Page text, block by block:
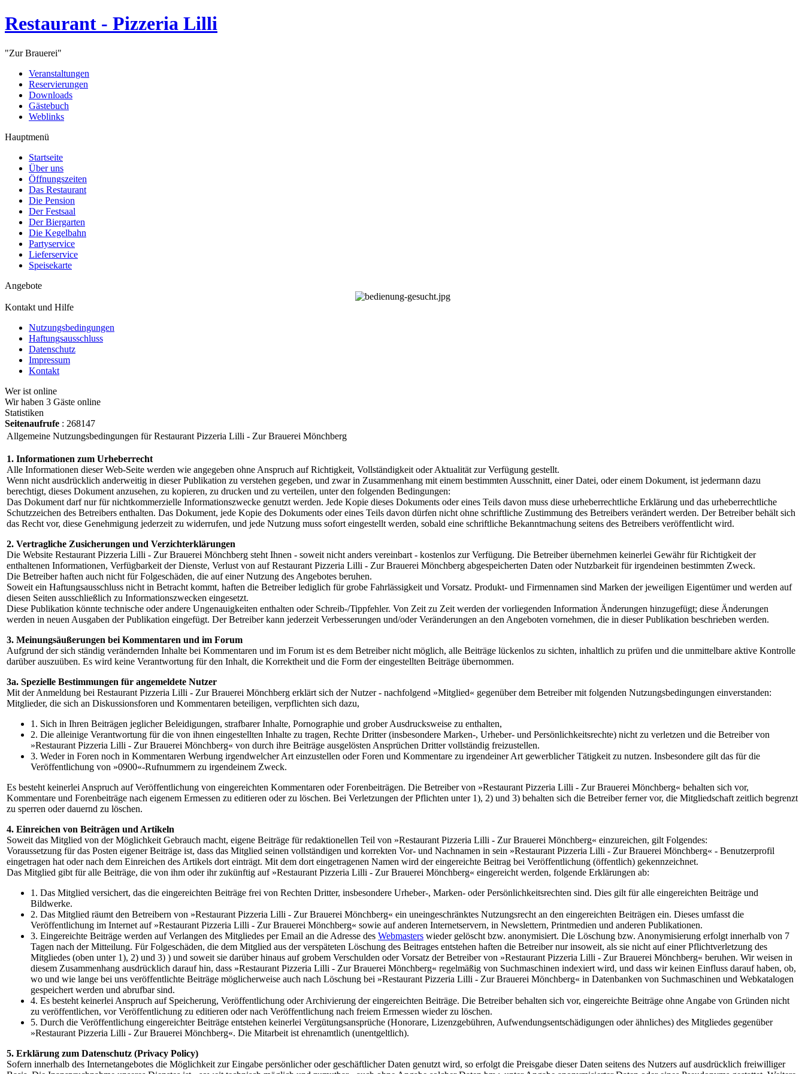
Restaurant - Pizzeria Lilli
"Zur Brauerei"
Veranstaltungen
Reservierungen
Downloads
Gästebuch
Weblinks
Hauptmenü
Startseite
Über uns
Öffnungszeiten
Das Restaurant
Die Pension
Der Festsaal
Der Biergarten
Die Kegelbahn
Partyservice
Lieferservice
Speisekarte
Angebote
Kontakt und Hilfe
Nutzungsbedingungen
Haftungsausschluss
Datenschutz
Impressum
Kontakt
Wer ist online
Wir haben 3 Gäste online
Statistiken
Seitenaufrufe : 268147
Allgemeine Nutzungsbedingungen für Restaurant Pizzeria Lilli - Zur Brauerei Mönchberg
1. Informationen zum Urheberrecht
Alle Informationen dieser Web-Seite werden wie angegeben ohne Anspruch auf Richtigkeit, Vollständigkeit oder Aktualität zur Verfügung gestellt.
Wenn nicht ausdrücklich anderweitig in dieser Publikation zu verstehen gegeben, und zwar in Zusammenhang mit einem bestimmten Ausschnitt, einer Datei, oder einem Dokument, ist jedermann dazu
berechtigt, dieses Dokument anzusehen, zu kopieren, zu drucken und zu verteilen, unter den folgenden Bedingungen:
Das Dokument darf nur für nichtkommerzielle Informationszwecke genutzt werden. Jede Kopie dieses Dokuments oder eines Teils davon muss diese urheberrechtliche Erklärung und das urheberrechtliche
Schutzzeichen des Betreibers enthalten. Das Dokument, jede Kopie des Dokuments oder eines Teils davon dürfen nicht ohne schriftliche Zustimmung des Betreibers verändert werden. Der Betreiber behält sich
das Recht vor, diese Genehmigung jederzeit zu widerrufen, und jede Nutzung muss sofort eingestellt werden, sobald eine schriftliche Bekanntmachung seitens des Betreibers veröffentlicht wird.
2. Vertragliche Zusicherungen und Verzichterklärungen
Die Website Restaurant Pizzeria Lilli - Zur Brauerei Mönchberg steht Ihnen - soweit nicht anders vereinbart - kostenlos zur Verfügung. Die Betreiber übernehmen keinerlei Gewähr für Richtigkeit der
enthaltenen Informationen, Verfügbarkeit der Dienste, Verlust von auf Restaurant Pizzeria Lilli - Zur Brauerei Mönchberg abgespeicherten Daten oder Nutzbarkeit für irgendeinen bestimmten Zweck.
Die Betreiber haften auch nicht für Folgeschäden, die auf einer Nutzung des Angebotes beruhen.
Soweit ein Haftungsausschluss nicht in Betracht kommt, haften die Betreiber lediglich für grobe Fahrlässigkeit und Vorsatz. Produkt- und Firmennamen sind Marken der jeweiligen Eigentümer und werden auf
diesen Seiten ausschließlich zu Informationszwecken eingesetzt.
Diese Publikation könnte technische oder andere Ungenauigkeiten enthalten oder Schreib-/Tippfehler. Von Zeit zu Zeit werden der vorliegenden Information Änderungen hinzugefügt; diese Änderungen
werden in neuen Ausgaben der Publikation eingefügt. Der Betreiber kann jederzeit Verbesserungen und/oder Veränderungen an den Angeboten vornehmen, die in dieser Publikation beschrieben werden.
3. Meinungsäußerungen bei Kommentaren und im Forum
Aufgrund der sich ständig verändernden Inhalte bei Kommentaren und im Forum ist es dem Betreiber nicht möglich, alle Beiträge lückenlos zu sichten, inhaltlich zu prüfen und die unmittelbare aktive Kontrolle
darüber auszuüben. Es wird keine Verantwortung für den Inhalt, die Korrektheit und die Form der eingestellten Beiträge übernommen.
3a. Spezielle Bestimmungen für angemeldete Nutzer
Mit der Anmeldung bei Restaurant Pizzeria Lilli - Zur Brauerei Mönchberg erklärt sich der Nutzer - nachfolgend »Mitglied« gegenüber dem Betreiber mit folgenden Nutzungsbedingungen einverstanden:
Mitglieder, die sich an Diskussionsforen und Kommentaren beteiligen, verpflichten sich dazu,
1. Sich in Ihren Beiträgen jeglicher Beleidigungen, strafbarer Inhalte, Pornographie und grober Ausdrucksweise zu enthalten,
2. Die alleinige Verantwortung für die von ihnen eingestellten Inhalte zu tragen, Rechte Dritter (insbesondere Marken-, Urheber- und Persönlichkeitsrechte) nicht zu verletzen und die Betreiber von
»Restaurant Pizzeria Lilli - Zur Brauerei Mönchberg« von durch ihre Beiträge ausgelösten Ansprüchen Dritter vollständig freizustellen.
3. Weder in Foren noch in Kommentaren Werbung irgendwelcher Art einzustellen oder Foren und Kommentare zu irgendeiner Art gewerblicher Tätigkeit zu nutzen. Insbesondere gilt das für die
Veröffentlichung von »0900«-Rufnummern zu irgendeinem Zweck.
Es besteht keinerlei Anspruch auf Veröffentlichung von eingereichten Kommentaren oder Forenbeiträgen. Die Betreiber von »Restaurant Pizzeria Lilli - Zur Brauerei Mönchberg« behalten sich vor,
Kommentare und Forenbeiträge nach eigenem Ermessen zu editieren oder zu löschen. Bei Verletzungen der Pflichten unter 1), 2) und 3) behalten sich die Betreiber ferner vor, die Mitgliedschaft zeitlich begrenzt
zu sperren oder dauernd zu löschen.
4. Einreichen von Beiträgen und Artikeln
Soweit das Mitglied von der Möglichkeit Gebrauch macht, eigene Beiträge für redaktionellen Teil von »Restaurant Pizzeria Lilli - Zur Brauerei Mönchberg« einzureichen, gilt Folgendes:
Voraussetzung für das Posten eigener Beiträge ist, dass das Mitglied seinen vollständigen und korrekten Vor- und Nachnamen in sein »Restaurant Pizzeria Lilli - Zur Brauerei Mönchberg« - Benutzerprofil
eingetragen hat oder nach dem Einreichen des Artikels dort einträgt. Mit dem dort eingetragenen Namen wird der eingereichte Beitrag bei Veröffentlichung (öffentlich) gekennzeichnet.
Das Mitglied gibt für alle Beiträge, die von ihm oder ihr zukünftig auf »Restaurant Pizzeria Lilli - Zur Brauerei Mönchberg« eingereicht werden, folgende Erklärungen ab:
1. Das Mitglied versichert, das die eingereichten Beiträge frei von Rechten Dritter, insbesondere Urheber-, Marken- oder Persönlichkeitsrechten sind. Dies gilt für alle eingereichten Beiträge und
Bildwerke.
2. Das Mitglied räumt den Betreibern von »Restaurant Pizzeria Lilli - Zur Brauerei Mönchberg« ein uneingeschränktes Nutzungsrecht an den eingereichten Beiträgen ein. Dieses umfasst die
Veröffentlichung im Internet auf »Restaurant Pizzeria Lilli - Zur Brauerei Mönchberg« sowie auf anderen Internetservern, in Newslettern, Printmedien und anderen Publikationen.
3. Eingereichte Beiträge werden auf Verlangen des Mitgliedes per Email an die Adresse des Webmasters wieder gelöscht bzw. anonymisiert. Die Löschung bzw. Anonymisierung erfolgt innerhalb von 7
Tagen nach der Mitteilung. Für Folgeschäden, die dem Mitglied aus der verspäteten Löschung des Beitrages entstehen haften die Betreiber nur insoweit, als sie nicht auf einer Pflichtverletzung des
Mitgliedes (oben unter 1), 2) und 3) ) und soweit sie darüber hinaus auf grobem Verschulden oder Vorsatz der Betreiber von »Restaurant Pizzeria Lilli - Zur Brauerei Mönchberg« beruhen. Wir weisen in
diesem Zusammenhang ausdrücklich darauf hin, dass »Restaurant Pizzeria Lilli - Zur Brauerei Mönchberg« regelmäßig von Suchmaschinen indexiert wird, und dass wir keinen Einfluss darauf haben, ob,
wo und wie lange bei uns veröffentlichte Beiträge möglicherweise auch nach Löschung bei »Restaurant Pizzeria Lilli - Zur Brauerei Mönchberg« in Datenbanken von Suchmaschinen und Webkatalogen
gespeichert werden und abrufbar sind.
4. Es besteht keinerlei Anspruch auf Speicherung, Veröffentlichung oder Archivierung der eingereichten Beiträge. Die Betreiber behalten sich vor, eingereichte Beiträge ohne Angabe von Gründen nicht
zu veröffentlichen, vor Veröffentlichung zu editieren oder nach Veröffentlichung nach freiem Ermessen wieder zu löschen.
5. Durch die Veröffentlichung eingereichter Beiträge entstehen keinerlei Vergütungsansprüche (Honorare, Lizenzgebühren, Aufwendungsentschädigungen oder ähnliches) des Mitgliedes gegenüber
»Restaurant Pizzeria Lilli - Zur Brauerei Mönchberg«. Die Mitarbeit ist ehrenamtlich (unentgeltlich).
5. Erklärung zum Datenschutz (Privacy Policy)
Sofern innerhalb des Internetangebotes die Möglichkeit zur Eingabe persönlicher oder geschäftlicher Daten genutzt wird, so erfolgt die Preisgabe dieser Daten seitens des Nutzers auf ausdrücklich freiwilliger